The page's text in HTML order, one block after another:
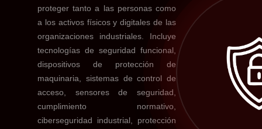
proteger tanto a las personas como
a los activos físicos y digitales de las
organizaciones industriales. Incluye
tecnologías de seguridad funcional,
dispositivos de protección de
maquinaria, sistemas de control de
acceso, sensores de seguridad,
cumplimiento normativo,
ciberseguridad industrial, protección